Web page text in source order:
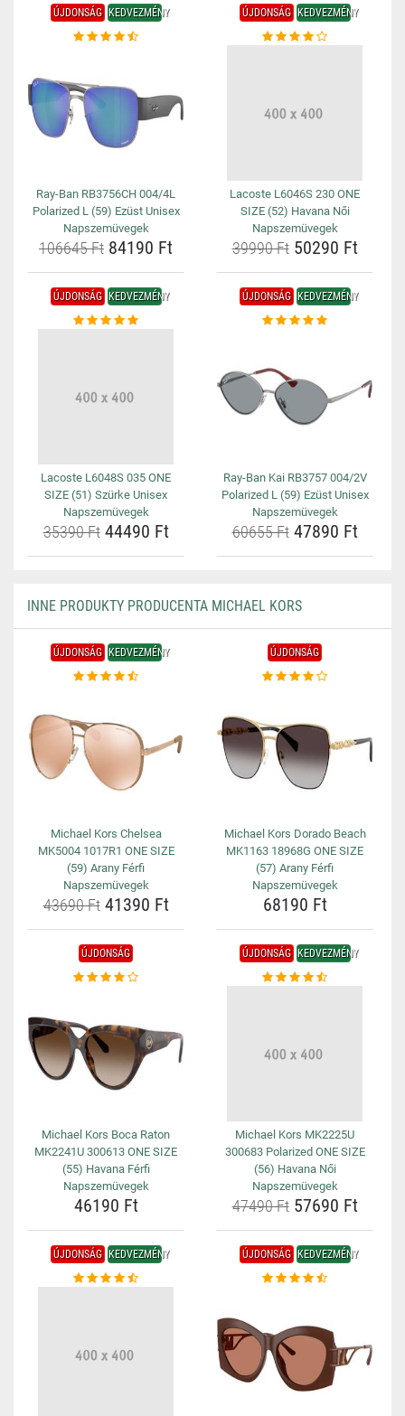
ÚJDONSÁG KEDVEZMÉNY
Ray-Ban RB3756CH 004/4L
Polarized L (59) Ezüst Unisex
Napszemüvegek
106645 Ft 84190 Ft
ÚJDONSÁG KEDVEZMÉNY
Lacoste L6046S 230 ONE
SIZE (52) Havana Női
Napszemüvegek
39990 Ft50290 Ft
ÚJDONSÁG KEDVEZMÉNY
Lacoste L6048S 035 ONE
SIZE (51) Szürke Unisex
Napszemüvegek
35390 Ft44490 Ft
ÚJDONSÁG KEDVEZMÉNY
Ray-Ban Kai RB3757 004/2V
Polarized L (59) Ezüst Unisex
Napszemüvegek
60655 Ft47890 Ft
INNE PRODUKTY PRODUCENTA MICHAEL KORS
ÚJDONSÁG KEDVEZMÉNY
Michael Kors Chelsea
MK5004 1017R1 ONE SIZE
(59) Arany Férfi
Napszemüvegek
43690 Ft41390 Ft
ÚJDONSÁG
Michael Kors Dorado Beach
MK1163 18968G ONE SIZE
(57) Arany Férfi
Napszemüvegek
68190 Ft
ÚJDONSÁG
Michael Kors Boca Raton
MK2241U 300613 ONE SIZE
(55) Havana Férfi
Napszemüvegek
46190 Ft
ÚJDONSÁG KEDVEZMÉNY
Michael Kors MK2225U
300683 Polarized ONE SIZE
(56) Havana Női
Napszemüvegek
47490 Ft57690 Ft
ÚJDONSÁG KEDVEZMÉNY ÚJDONSÁG KEDVEZMÉNY